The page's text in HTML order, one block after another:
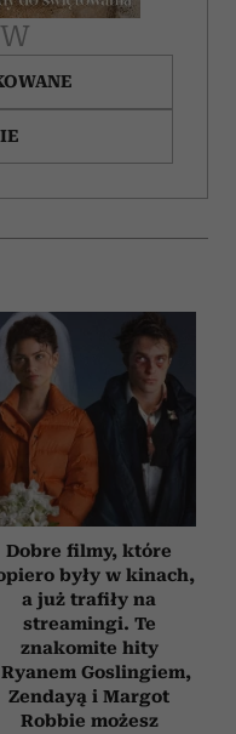
Dobre filmy, które
były w kinach,
a już trafiły na
streamingi. Te
znakomite hity
Goslingiem,
Zendayą i Margot
Robbie możesz